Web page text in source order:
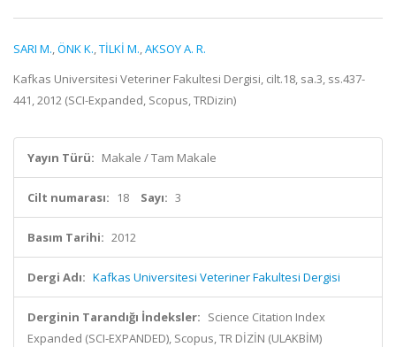
SARI M.,ÖNK K.,TİLKİ M.,AKSOY A. R.
Kafkas Universitesi Veteriner Fakultesi Dergisi, cilt.18, sa.3, ss.437-
441, 2012 (SCI-Expanded, Scopus, TRDizin)
Yayın Türü: Makale / Tam Makale
Cilt numarası: 18 Sayı: 3
Basım Tarihi: 2012
Dergi Adı: Kafkas Universitesi Veteriner Fakultesi Dergisi
Derginin Tarandığı İndeksler: Science Citation Index
Expanded (SCI-EXPANDED), Scopus, TR DİZİN (ULAKBİM)